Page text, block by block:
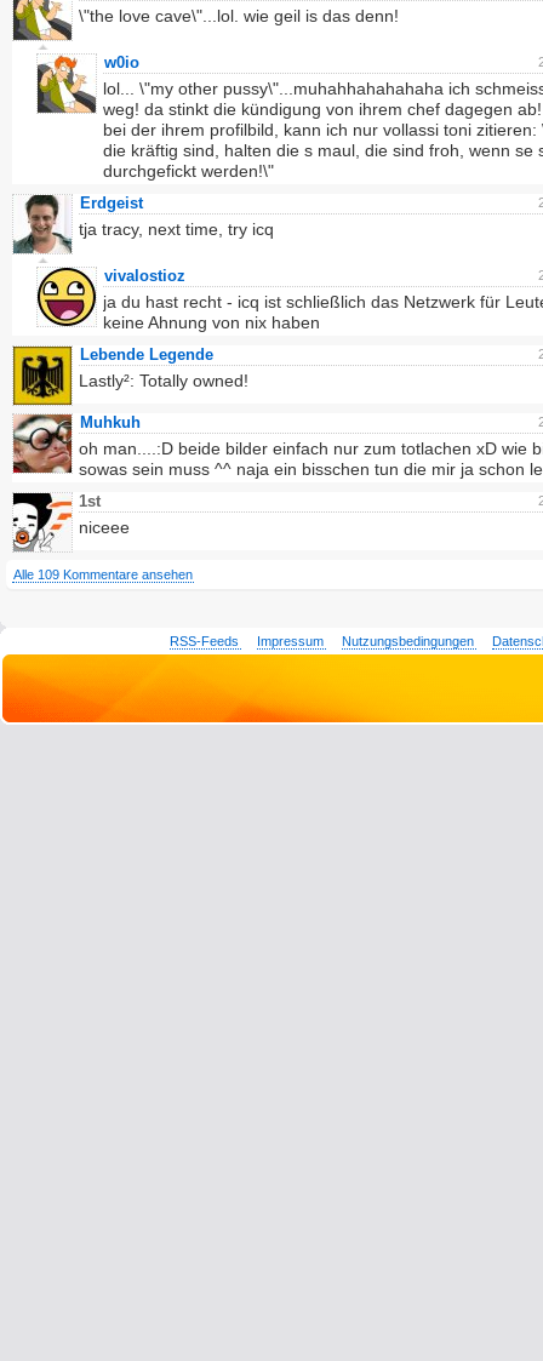
\"the love cave\"...lol. wie geil is das denn!
w0io
lol... \"my other pussy\"...muhahhahahahaha ich
weg! da stinkt die kündigung von ihrem chef dagegen
bei der ihrem profilbild, kann ich nur vollassi toni zitieren:
die kräftig sind, halten die s maul, die sind froh, wenn se
durchgefickt werden!\"
Erdgeist
tja tracy, next time, try icq
vivalostioz
ja du hast recht - icq ist schließlich das Netzwerk für
keine Ahnung von nix haben
Lebende Legende
Lastly²: Totally owned!
Muhkuh
oh man....:D beide bilder einfach nur zum totlachen xD wie
sowas sein muss ^^ naja ein bisschen tun die mir ja schon
1st
niceee
Alle 109 Kommentare ansehen
RSS-Feeds Impressum Nutzungsbedingungen